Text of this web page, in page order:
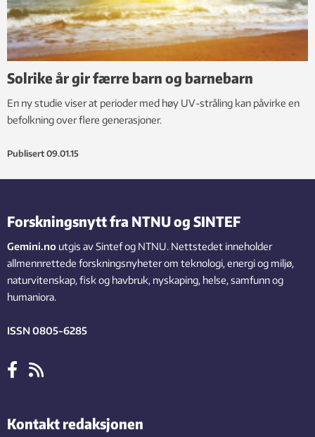
Solrike år gir færre barn og barnebarn
En ny studie viser at perioder med høy UV-stråling kan påvirke en
befolkning over flere generasjoner.
Publisert 09.01.15
Forskningsnytt fra NTNU og SINTEF
Gemini.no utgis av Sintef og NTNU. Nettstedet inneholder
allmennrettede forskningsnyheter om teknologi, energi og miljø,
naturvitenskap, fisk og havbruk, nyskaping, helse, samfunn og
humaniora.
ISSN 0805-6285
Kontakt redaksjonen